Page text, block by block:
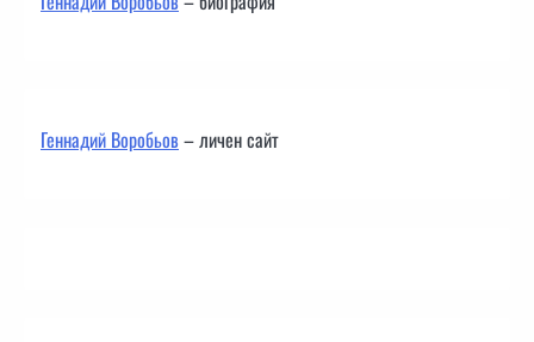
Геннадий Воробьов– личен сайт